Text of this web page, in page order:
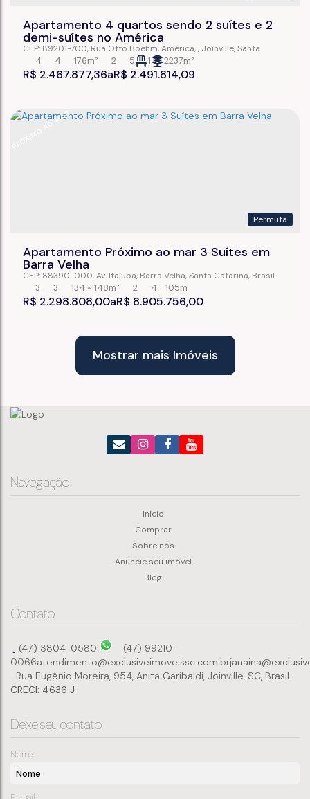
Apartamento 4 quartos sendo 2 suítes e 2
demi-suítes no América
R$ 2.467.877,36 R$ 2.491.814,09
CEP: 89201-700, Rua Otto Boehm,América , Joinville,Santa
Catarina, Brasil
4 5
176m² 1
4 2 2237m²
PRÓXIMO AO MAR
Permuta
Apartamento Próximo ao mar 3 Suítes em
Barra Velha
R$ 2.298.808,00 R$ 8.905.756,00
CEP: 88390-000,Av. Itajuba, Barra Velha,Santa Catarina, Brasil
3 4
134 ~ 148m²
3 2 105m
Mostrar mais Imóveis
Navegação
Início
Comprar
Sobre nós
Anuncie seu imóvel
Blog
Contato
(47) 3804-0580
(47) 99210-
0066atendimento@exclusiveimoveissc.com.br
Rua Eugênio Moreira, 954, Anita Garibaldi, Joinville, SC, Brasil
CRECI: 4636 J
Deixe seu contato
Nome: